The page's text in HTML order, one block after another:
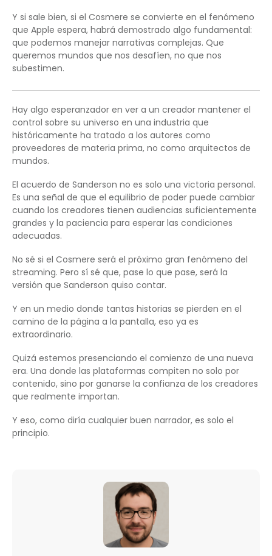
Y si sale bien, si el Cosmere se convierte en el fenómeno
que Apple espera, habrá demostrado algo fundamental:
que podemos manejar narrativas complejas. Que
queremos mundos que nos desafíen, no que nos
subestimen.
Hay algo esperanzador en ver a un creador mantener el
control sobre su universo en una industria que
históricamente ha tratado a los autores como
proveedores de materia prima, no como arquitectos de
mundos.
El acuerdo de Sanderson no es solo una victoria personal.
Es una señal de que el equilibrio de poder puede cambiar
cuando los creadores tienen audiencias suficientemente
grandes y la paciencia para esperar las condiciones
adecuadas.
No sé si el Cosmere será el próximo gran fenómeno del
streaming. Pero sí sé que, pase lo que pase, será la
versión que Sanderson quiso contar.
Y en un medio donde tantas historias se pierden en el
camino de la página a la pantalla, eso ya es
extraordinario.
Quizá estemos presenciando el comienzo de una nueva
era. Una donde las plataformas compiten no solo por
contenido, sino por ganarse la confianza de los creadores
que realmente importan.
Y eso, como diría cualquier buen narrador, es solo el
principio.